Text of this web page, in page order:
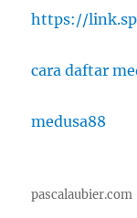
https://
cara daftar
medusa88
pascalaubier.com